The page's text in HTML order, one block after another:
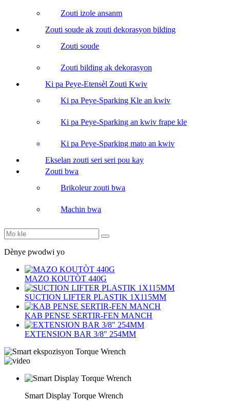
Zouti izole ansanm
Zouti soude ak zouti dekorasyon bilding
Zouti soude
Zouti bilding ak dekorasyon
Ki pa Peye-Etensèl Zouti Kwiv
Ki pa Peye-Sparking Kle an kwiv
Ki pa Peye-Sparking an kwiv frape kle
Ki pa Peye-Sparking mato an kwiv
Ekselan zouti seri seri pou kay
Zouti bwa
Brikoleur zouti bwa
Machin bwa
Dènye pwodwi yo
MAZO KOUTÒT 440G
SUCTION LIFTER PLASTIK 1X115MM
KAB PENSE SERTIR-FEN MANCH
EXTENSION BAR 3/8" 254MM
Smart Display Torque Wrench